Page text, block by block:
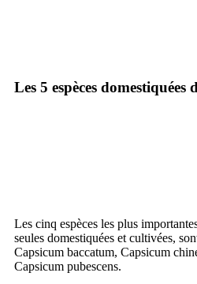
Les 5 espèces domestiquées
Les cinq espèces les plus
seules domestiquées et cultivées,
Capsicum baccatum, Capsicum
Capsicum pubescens.